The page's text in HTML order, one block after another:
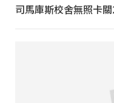
司馬庫斯校舍無照卡